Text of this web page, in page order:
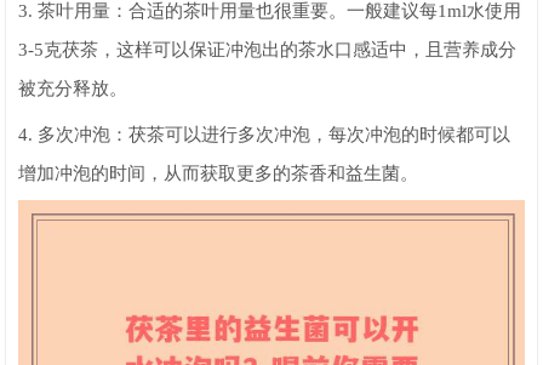
3. 茶叶用量：合适的茶叶用量也很重要。一般建议每1ml水使用
3-5克茯茶，这样可以保证冲泡出的茶水口感适中，且营养成分
被充分释放。
4. 多次冲泡：茯茶可以进行多次冲泡，每次冲泡的时候都可以
增加冲泡的时间，从而获取更多的茶香和益生菌。